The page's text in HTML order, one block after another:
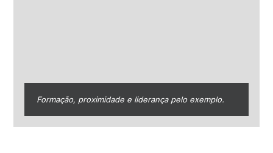
Formação, proximidade e liderança pelo exemplo.